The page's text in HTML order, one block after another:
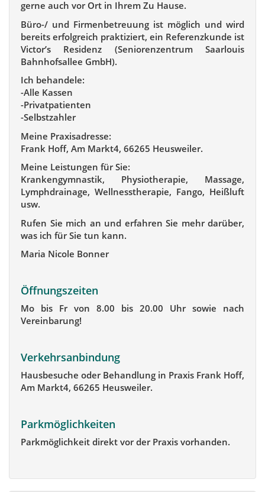
gerne auch vor Ort in Ihrem Zu Hause.
Büro-/ und Firmenbetreuung ist möglich und wird
bereits erfolgreich praktiziert, ein Referenzkunde ist
Victor’s Residenz (Seniorenzentrum Saarlouis
Bahnhofsallee GmbH).
Ich behandele:
-Alle Kassen
-Privatpatienten
-Selbstzahler
Meine Praxisadresse:
Frank Hoff, Am Markt4, 66265 Heusweiler.
Meine Leistungen für Sie:
Krankengymnastik, Physiotherapie, Massage,
Lymphdrainage, Wellnesstherapie, Fango, Heißluft
usw.
Rufen Sie mich an und erfahren Sie mehr darüber,
was ich für Sie tun kann.
Maria Nicole Bonner
Öffnungszeiten
Mo bis Fr von 8.00 bis 20.00 Uhr sowie nach
Vereinbarung!
Verkehrsanbindung
Hausbesuche oder Behandlung in Praxis Frank Hoff,
Am Markt4, 66265 Heusweiler.
Parkmöglichkeiten
Parkmöglichkeit direkt vor der Praxis vorhanden.